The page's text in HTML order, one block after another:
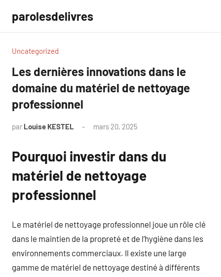
contenu
parolesdelivres
Uncategorized
Les dernières innovations dans le
domaine du matériel de nettoyage
professionnel
par Louise KESTEL mars 20, 2025
Pourquoi investir dans du
matériel de nettoyage
professionnel
Le matériel de nettoyage professionnel joue un rôle clé
dans le maintien de la propreté et de l’hygiène dans les
environnements commerciaux. Il existe une large
gamme de matériel de nettoyage destiné à différents